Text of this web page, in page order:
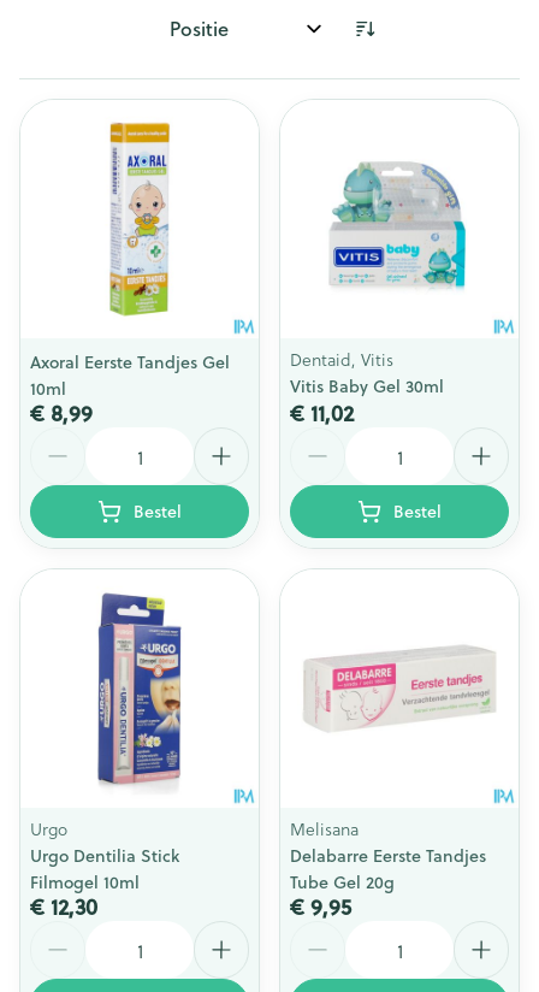
Sorteer op:
Axoral Eerste Tandjes Gel
10ml
€ 8,99
Bestel
Dentaid, Vitis
Vitis Baby Gel 30ml
€ 11,02
Bestel
Urgo
Urgo Dentilia Stick
Filmogel 10ml
€ 12,30
Melisana
Delabarre Eerste Tandjes
Tube Gel 20g
€ 9,95